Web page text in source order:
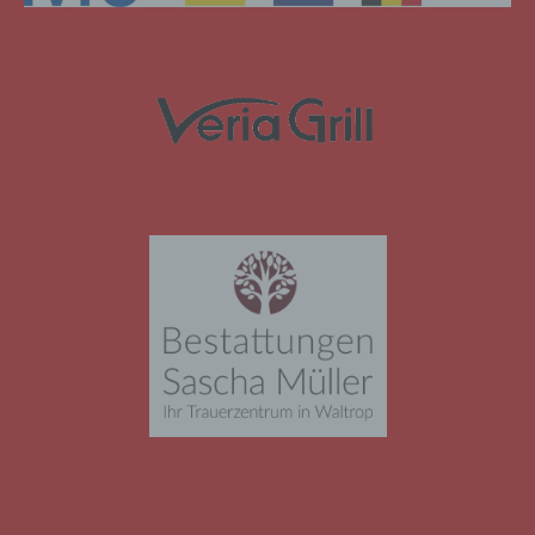
Betroffene Person ist jede identifizierte oder
identifizierbare natürliche Person, deren
Verarbeitung ist jeder mit oder ohne Hilfe
automatisierter Verfahren ausgeführte
Vorgang oder jede solche Vorgangsreihe im
Zusammenhang mit personenbezogenen
Daten wie das Erheben, das Erfassen, die
Organisation, das Ordnen, die Speicherung,
die Anpassung oder Veränderung, das